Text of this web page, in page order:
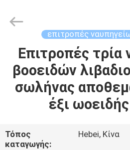
ΣΠΊΤΙ
ΠΡΟΪΌΝΤΑ
ΕΜΕΊΣ
products
Reserved.
επιτροπές
Επιτροπές τρία
βοοειδών
σωλήνας
έξι
Τόπος
καταγωγής:
Hebei, Κίνα